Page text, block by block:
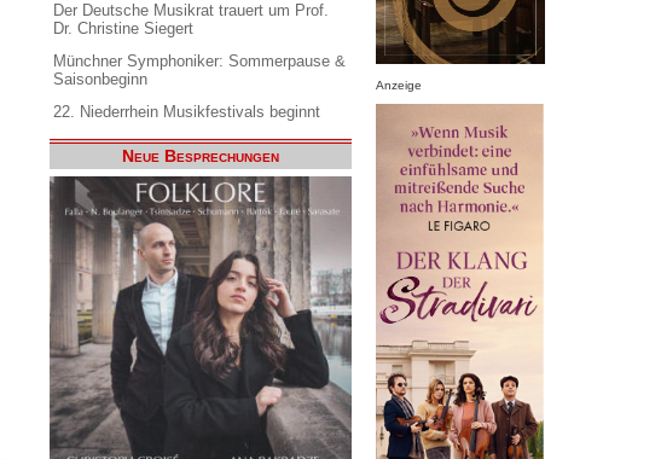
Der Deutsche Musikrat trauert um Prof.
Dr. Christine Siegert
Münchner Symphoniker: Sommerpause &
Saisonbeginn
22. Niederrhein Musikfestivals beginnt
Neue Besprechungen
Anzeige